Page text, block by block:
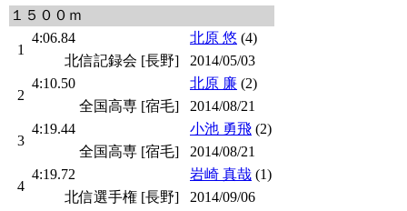
１５００ｍ
1
4:06.84 北原 悠 (4)
北信記録会 [長野]
2014/05/03
2
4:10.50 北原 廉 (2)
全国高専 [宿毛]
2014/08/21
3
4:19.44 小池 勇飛 (2)
全国高専 [宿毛]
2014/08/21
4
4:19.72 岩崎 真哉 (1)
北信選手権 [長野]
2014/09/06